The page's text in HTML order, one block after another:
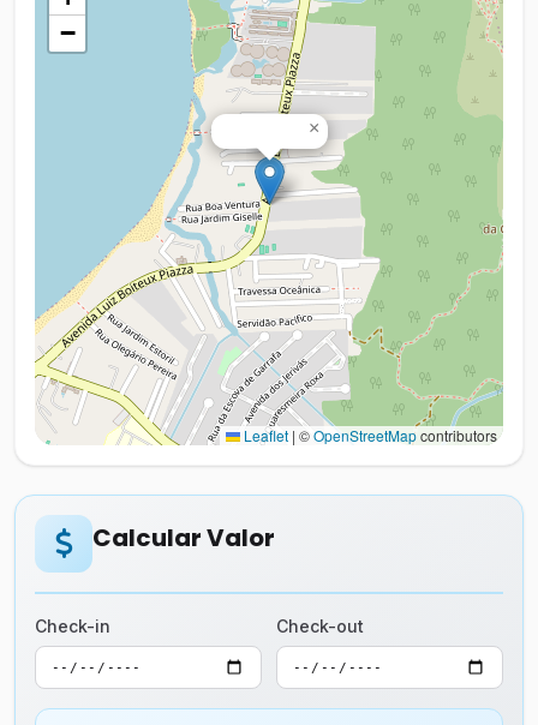
×
−
Leaflet | ©OpenStreetMapcontributors
Calcular Valor
Check-in Check-out